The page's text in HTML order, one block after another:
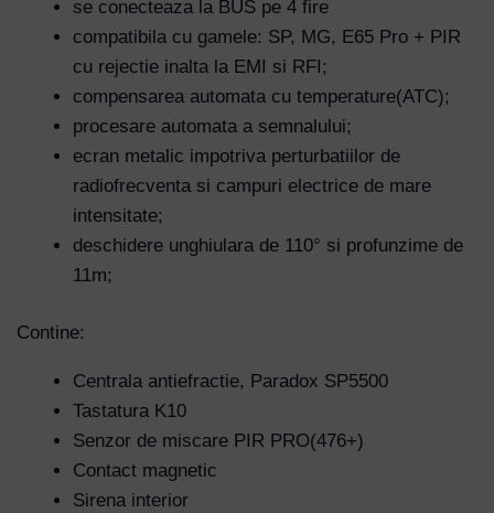
se conecteaza la BUS pe 4 fire
compatibila cu gamele: SP, MG, E65 Pro + PIR
cu rejectie inalta la EMI si RFI;
compensarea automata cu temperature(ATC);
procesare automata a semnalului;
ecran metalic impotriva perturbatiilor de
radiofrecventa si campuri electrice de mare
intensitate;
deschidere unghiulara de 110° si profunzime de
11m;
Contine:
Centrala antiefractie, Paradox SP5500
Tastatura K10
Senzor de miscare PIR PRO(476+)
Contact magnetic
Sirena interior
Username or Email Address